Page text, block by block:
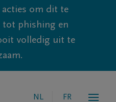
acties om dit te
tot phishing en
volledig uit te
NL FR